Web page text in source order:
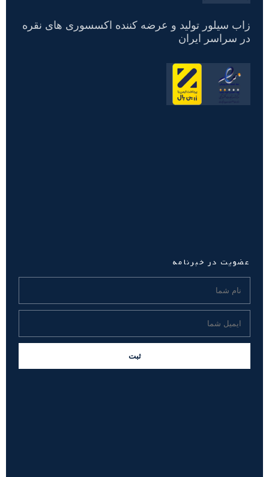
زاب سیلور تولید و عرضه کننده اکسسوری های نقره
در سراسر ایران
عضویت در خبرنامه
ثبت